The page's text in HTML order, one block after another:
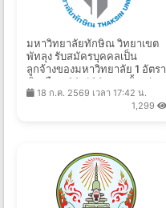
มหาวิทยาลัยทักษิณ วิทยาเขต
พัทลุง รับสมัครบุคคลเป็น
ลูกจ้างของมหาวิทยาลัย 1 อัตรา
เงินเดือน 20,480 บาท ตั้งแต่
บัดนี้ - 11 ส.ค. 2569
18 ก.ค. 2569 เวลา 17:42 น.
1,299